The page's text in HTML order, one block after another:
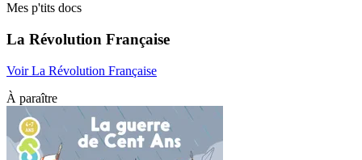
Mes p'tits docs
La Révolution Française
Voir La Révolution Française
À paraître